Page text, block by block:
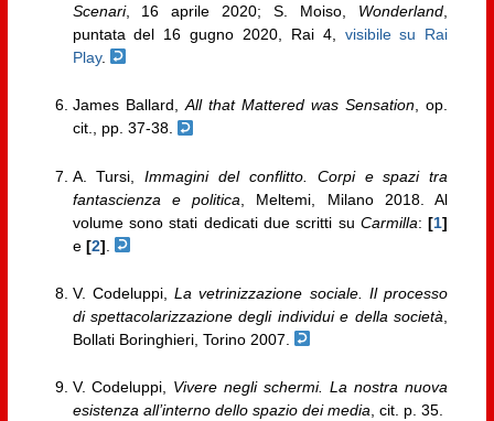
Scenari, 16 aprile 2020; S. Moiso, Wonderland
puntata del 16 gugno 2020, Rai 4, visibile su Rai
Play.
James Ballard, All that Mattered was Sensation , op.
cit., pp. 37-38.
A. Tursi,Immagini del conflitto. Corpi e spazi tra
fantascienza e politica , Meltemi, Milano 2018. Al
volume sono stati dedicati due scritti su Carmilla: [1]
e [2]
V. Codeluppi,La vetrinizzazione sociale. Il processo
di spettacolarizzazione degli individui e della società
Bollati Boringhieri, Torino 2007.
V. Codeluppi, Vivere negli schermi. La nostra nuova
esistenza all’interno dello spazio dei media, cit. p. 35.